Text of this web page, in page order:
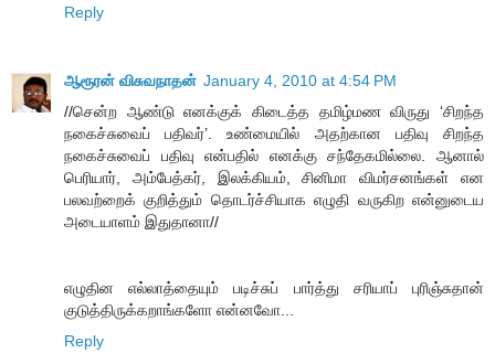
Reply
ஆரூரன் விசுவநாதன் January 4, 2010 at 4:54 PM
//சென்ற ஆண்டு எனக்குக் கிடைத்த தமிழ்மண விருது ‘சிறந்த
நகைச்சுவைப் பதிவர்’. உண்மையில் அதற்கான பதிவு சிறந்த
நகைச்சுவைப் பதிவு என்பதில் எனக்கு சந்தேகமில்லை. ஆனால்
பெரியார், அம்பேத்கர், இலக்கியம், சினிமா விமர்சனங்கள் என
பலவற்றைக் குறித்தும் தொடர்ச்சியாக எழுதி வருகிற என்னுடைய
அடையாளம் இதுதானா//
எழுதின எல்லாத்தையும் படிச்சுப் பார்த்து சரியாப் புரிஞ்சுதான்
குடுத்திருக்கறாங்களோ என்னவோ...
Reply